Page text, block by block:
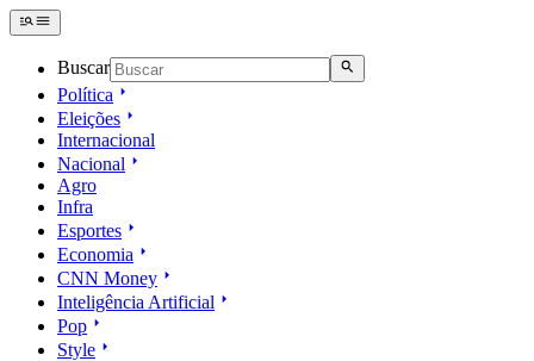
Buscar
Política
Eleições
Internacional
Nacional
Agro
Infra
Esportes
Economia
CNN Money
Inteligência Artificial
Pop
Style